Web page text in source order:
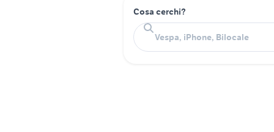
Cosa cerchi?